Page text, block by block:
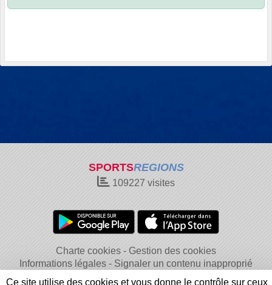
SPORTSREGIONS
109227 visites
Charte cookies
Gestion des cookies
Informations légales
Signaler un contenu inapproprié
Ce site utilise des cookies et vous donne le contrôle sur ceux